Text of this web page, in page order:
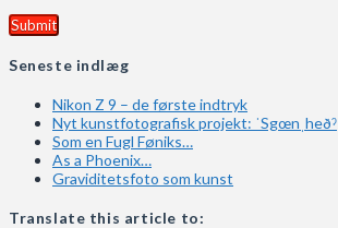
Seneste indlæg
Nikon Z 9 – de første indtryk
Nyt kunstfotografisk projekt: ˈSgœnˌheðˀ
Som en Fugl Føniks…
As a Phoenix…
Graviditetsfoto som kunst
Translate this article to: